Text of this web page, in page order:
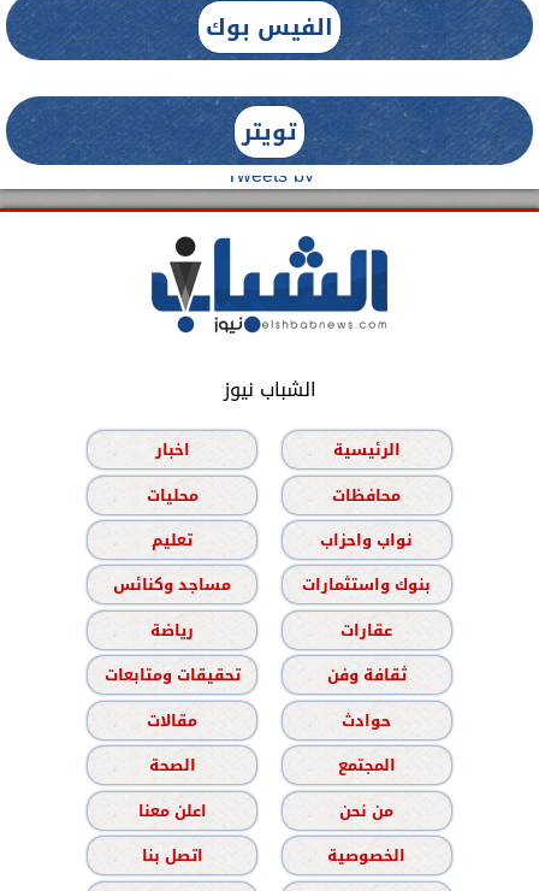
الفيس بوك
تويتر
Tweets by
الشباب نيوز
الرئيسية
اخبار
محافظات
محليات
نواب واحزاب
تعليم
بنوك واستثمارات
مساجد وكنائس
عقارات
رياضة
ثقافة وفن
تحقيقات ومتابعات
حوادث
مقالات
المجتمع
الصحة
من نحن
اعلن معنا
الخصوصية
اتصل بنا